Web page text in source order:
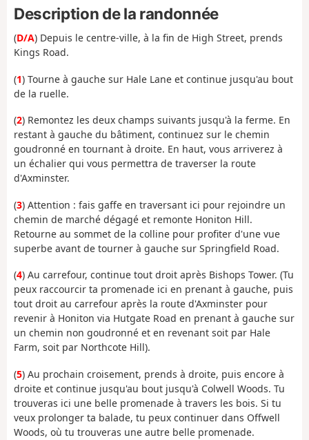
Description de la randonnée
(D/A) Depuis le centre-ville, à la fin de High Street, prends
Kings Road.
(1) Tourne à gauche sur Hale Lane et continue jusqu'au bout
de la ruelle.
(2) Remontez les deux champs suivants jusqu'à la ferme. En
restant à gauche du bâtiment, continuez sur le chemin
goudronné en tournant à droite. En haut, vous arriverez à
un échalier qui vous permettra de traverser la route
d'Axminster.
(3) Attention : fais gaffe en traversant ici pour rejoindre un
chemin de marché dégagé et remonte Honiton Hill.
Retourne au sommet de la colline pour profiter d'une vue
superbe avant de tourner à gauche sur Springfield Road.
(4) Au carrefour, continue tout droit après Bishops Tower. (Tu
peux raccourcir ta promenade ici en prenant à gauche, puis
tout droit au carrefour après la route d'Axminster pour
revenir à Honiton via Hutgate Road en prenant à gauche sur
un chemin non goudronné et en revenant soit par Hale
Farm, soit par Northcote Hill).
(5) Au prochain croisement, prends à droite, puis encore à
droite et continue jusqu'au bout jusqu'à Colwell Woods. Tu
trouveras ici une belle promenade à travers les bois. Si tu
veux prolonger ta balade, tu peux continuer dans Offwell
Woods, où tu trouveras une autre belle promenade.